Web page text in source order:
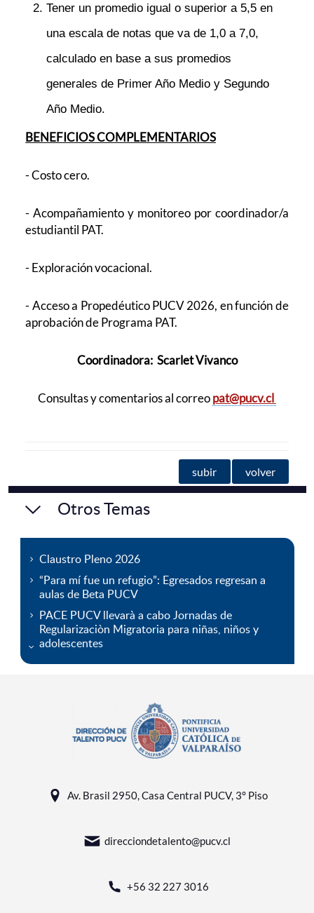
Tener un promedio igual o superior a 5,5 en
una escala de notas que va de 1,0 a 7,0,
calculado en base a sus promedios
generales de Primer Año Medio y Segundo
Año Medio.
BENEFICIOS COMPLEMENTARIOS
- Costo cero.
- Acompañamiento y monitoreo por coordinador/a
estudiantil PAT.
- Exploración vocacional.
- Acceso a Propedéutico PUCV 2026, en función de
aprobación de Programa PAT.
Coordinadora:Scarlet Vivanco
Consultas y comentarios al correopat@pucv.cl
subir volver
Otros Temas
Claustro Pleno 2026
“Para mí fue un refugio”: Egresados regresan a
aulas de Beta PUCV
PACE PUCV llevarà a cabo Jornadas de
Regularizaciòn Migratoria para niñas, niños y
adolescentes
Av. Brasil 2950, Casa Central PUCV, 3° Piso
direcciondetalento@pucv.cl
+56 32 227 3016